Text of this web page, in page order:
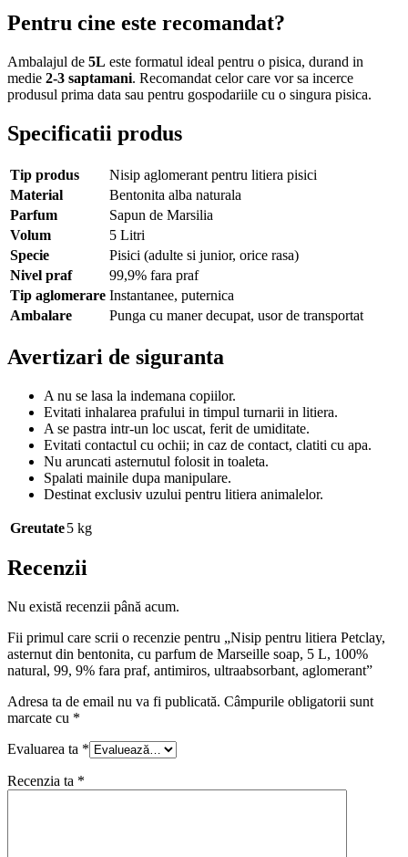
Pentru cine este recomandat?
Ambalajul de 5L este formatul ideal pentru o pisica, durand in
medie 2-3 saptamani. Recomandat celor care vor sa incerce
produsul prima data sau pentru gospodariile cu o singura pisica.
Specificatii produs
Tip produs
Nisip aglomerant pentru litiera pisici
Material
Bentonita alba naturala
Parfum
Sapun de Marsilia
Volum
5 Litri
Specie
Pisici (adulte si junior, orice rasa)
Nivel praf
99,9% fara praf
Tip aglomerare Instantanee, puternica
Ambalare
Punga cu maner decupat, usor de transportat
Avertizari de siguranta
A nu se lasa la indemana copiilor.
Evitati inhalarea prafului in timpul turnarii in litiera.
A se pastra intr-un loc uscat, ferit de umiditate.
Evitati contactul cu ochii; in caz de contact, clatiti cu apa.
Nu aruncati asternutul folosit in toaleta.
Spalati mainile dupa manipulare.
Destinat exclusiv uzului pentru litiera animalelor.
Greutate5 kg
Recenzii
Nu există recenzii până acum.
Fii primul care scrii o recenzie pentru „Nisip pentru litiera Petclay,
asternut din bentonita, cu parfum de Marseille soap, 5 L, 100%
natural, 99, 9% fara praf, antimiros, ultraabsorbant, aglomerant”
Adresa ta de email nu va fi publicată. Câmpurile obligatorii sunt
marcate cu *
Evaluarea ta *
Recenzia ta *